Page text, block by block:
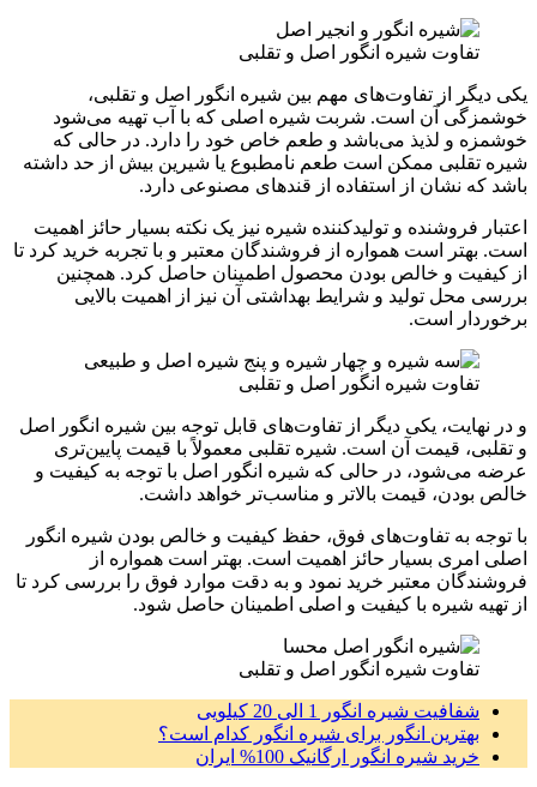
تفاوت شیره انگور اصل و تقلبی
یکی دیگر از تفاوت‌های مهم بین شیره انگور اصل و تقلبی،
خوشمزگی آن است. شربت شیره اصلی که با آب تهیه می‌شود
خوشمزه و لذیذ می‌باشد و طعم خاص خود را دارد. در حالی که
شیره تقلبی ممکن است طعم نامطبوع یا شیرین بیش از حد داشته
باشد که نشان از استفاده از قندهای مصنوعی دارد.
اعتبار فروشنده و تولیدکننده شیره نیز یک نکته بسیار حائز اهمیت
است. بهتر است همواره از فروشندگان معتبر و با تجربه خرید کرد تا
از کیفیت و خالص بودن محصول اطمینان حاصل کرد. همچنین
بررسی محل تولید و شرایط بهداشتی آن نیز از اهمیت بالایی
برخوردار است.
تفاوت شیره انگور اصل و تقلبی
و در نهایت، یکی دیگر از تفاوت‌های قابل توجه بین شیره انگور اصل
و تقلبی، قیمت آن است. شیره تقلبی معمولاً با قیمت پایین‌تری
عرضه می‌شود، در حالی که شیره انگور اصل با توجه به کیفیت و
خالص بودن، قیمت بالاتر و مناسب‌تر خواهد داشت.
با توجه به تفاوت‌های فوق، حفظ کیفیت و خالص بودن شیره انگور
اصلی امری بسیار حائز اهمیت است. بهتر است همواره از
فروشندگان معتبر خرید نمود و به دقت موارد فوق را بررسی کرد تا
از تهیه شیره با کیفیت و اصلی اطمینان حاصل شود.
تفاوت شیره انگور اصل و تقلبی
شفافیت شیره انگور 1 الی 20 کیلویی
بهترین انگور برای شیره انگور کدام است؟
خرید شیره انگور ارگانیک 100% ایران